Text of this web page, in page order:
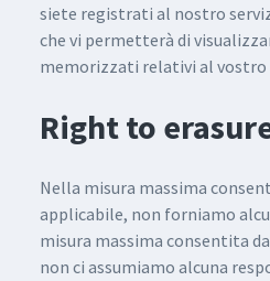
siete registrati al nostro
che vi permetterà di
memorizzati relativi al vostro
Right to
Nella misura massima
applicabile, non forniamo
misura massima consentita
non ci assumiamo alcuna